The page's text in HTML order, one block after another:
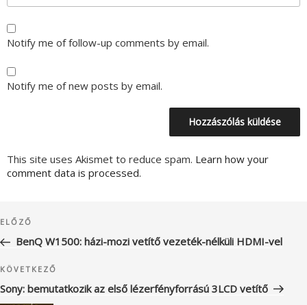
Notify me of follow-up comments by email.
Notify me of new posts by email.
This site uses Akismet to reduce spam. Learn how your
comment data is processed.
navigáció
Korábbi
bejegyzés
ELŐZŐ
BenQ W1500: házi-mozi vetítő vezeték-nélküli HDMI-vel
Következő
bejegyzés
KÖVETKEZŐ
Sony: bemutatkozik az első lézerfényforrású 3LCD vetítő